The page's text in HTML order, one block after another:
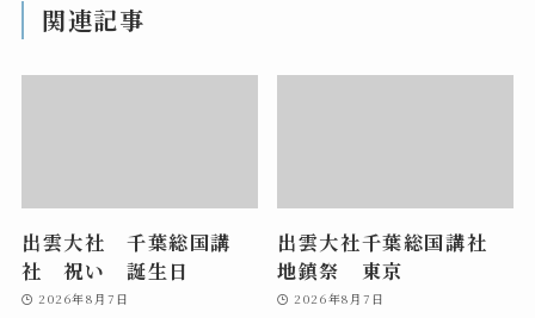
関連記事
出雲大社 千葉総国講
社 祝い 誕生日
2026年8月7日
出雲大社千葉総国講社
地鎮祭 東京
2026年8月7日